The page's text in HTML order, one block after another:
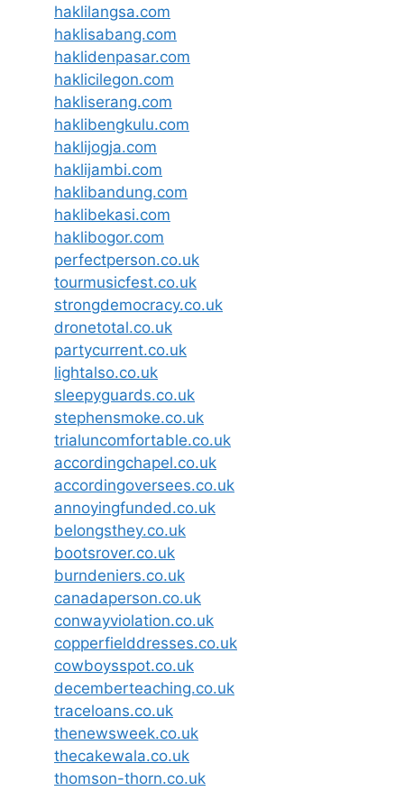
haklilangsa.com
haklisabang.com
haklidenpasar.com
haklicilegon.com
hakliserang.com
haklibengkulu.com
haklijogja.com
haklijambi.com
haklibandung.com
haklibekasi.com
haklibogor.com
perfectperson.co.uk
tourmusicfest.co.uk
strongdemocracy.co.uk
dronetotal.co.uk
partycurrent.co.uk
lightalso.co.uk
sleepyguards.co.uk
stephensmoke.co.uk
trialuncomfortable.co.uk
accordingchapel.co.uk
accordingoversees.co.uk
annoyingfunded.co.uk
belongsthey.co.uk
bootsrover.co.uk
burndeniers.co.uk
canadaperson.co.uk
conwayviolation.co.uk
copperfielddresses.co.uk
cowboysspot.co.uk
decemberteaching.co.uk
traceloans.co.uk
thenewsweek.co.uk
thecakewala.co.uk
thomson-thorn.co.uk